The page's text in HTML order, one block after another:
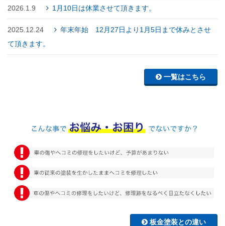
2026.1.9 1月10日は休業させて頂きます。
2025.12.24
年末年始 12月27日より1月5日まで休みとさせ
て頂きます。
一覧はこちら
板金塗装との違い